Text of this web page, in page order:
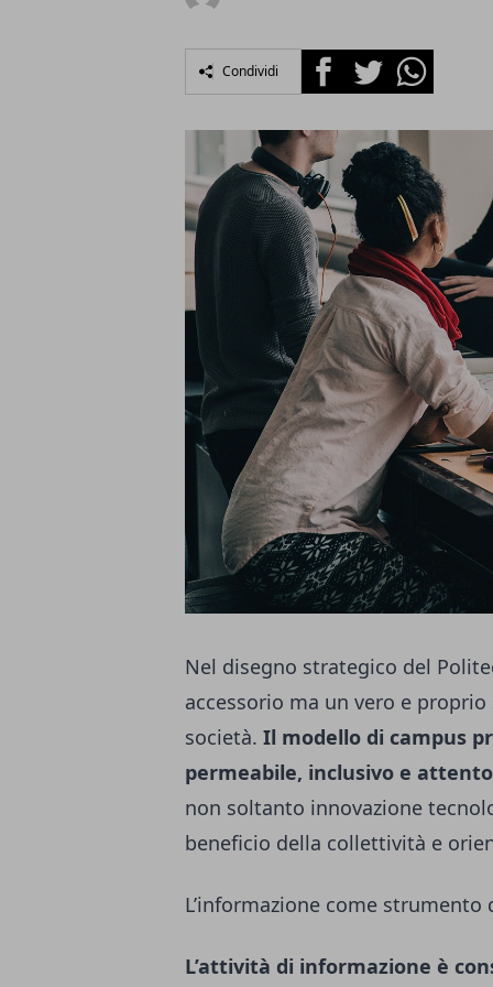
Condividi FacebookTwitterWhatsapp
Nel disegno strategico del
accessorio ma un vero e
società. Il modello di campus
permeabile, inclusivo e
non soltanto innovazione
beneficio della collettività e
L’informazione come
L’attività di informazione è